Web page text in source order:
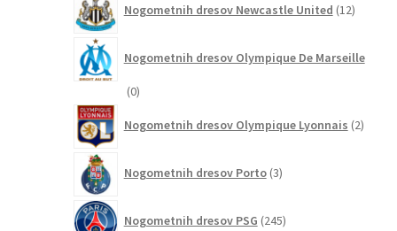
Nogometnih dresov Newcastle United 12izdelkov
Nogometnih dresov Olympique De Marseille
00
Nogometnih dresov Olympique Lyonnais 2izdelka
Nogometnih dresov Porto 3izdelki
Nogometnih dresov PSG 245